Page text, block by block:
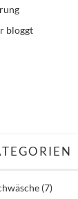
bloggt
(7)